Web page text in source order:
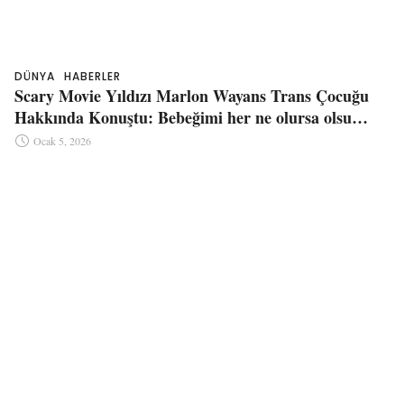
DÜNYA HABERLER
Scary Movie Yıldızı Marlon Wayans Trans Çocuğu
Hakkında Konuştu: Bebeğimi her ne olursa olsun
seveceğim
Ocak 5, 2026